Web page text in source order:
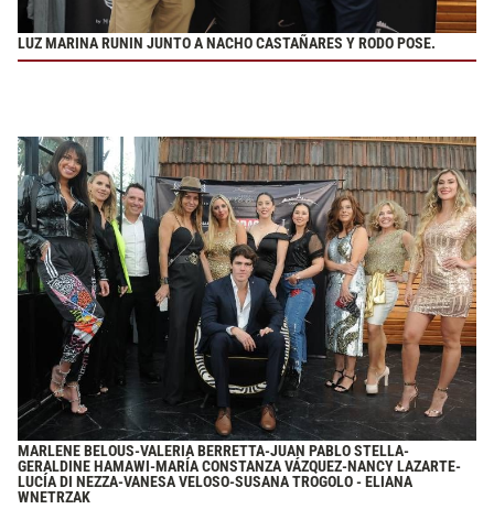
LUZ MARINA RUNIN JUNTO A NACHO CASTAÑARES Y RODO POSE.
MARLENE BELOUS-VALERIA BERRETTA-JUAN PABLO STELLA-
GERALDINE HAMAWI-MARÍA CONSTANZA VÁZQUEZ-NANCY LAZARTE-
LUCÍA DI NEZZA-VANESA VELOSO-SUSANA TROGOLO - ELIANA
WNETRZAK